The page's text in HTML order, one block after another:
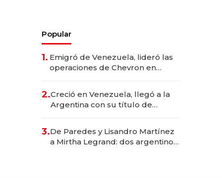
Popular
1. Emigró de Venezuela, lideró las
operaciones de Chevron en
2.Creció en Venezuela, llegó a la
Argentina con su título de
las marcas "fast premium"
3.De Paredes y Lisandro Martínez
a Mirtha Legrand: dos argentinos